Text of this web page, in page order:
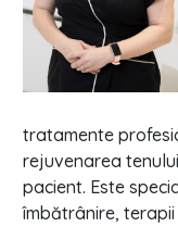
tratamente
rejuvenarea
pacient. Este
îmbătrânire,